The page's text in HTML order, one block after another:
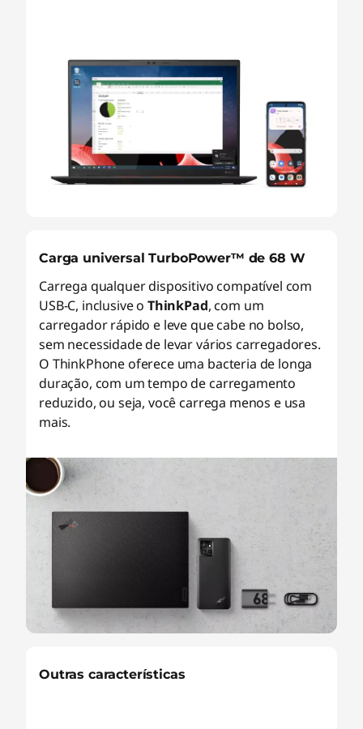
Carga universal TurboPower™ de 68 W
Carrega qualquer dispositivo compatível com
USB-C, inclusive o ThinkPad, com um
carregador rápido e leve que cabe no bolso,
sem necessidade de levar vários carregadores.
O ThinkPhone oferece uma bacteria de longa
duração, com um tempo de carregamento
reduzido, ou seja, você carrega menos e usa
mais.
Outras características